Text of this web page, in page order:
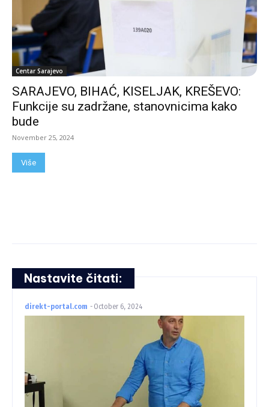
Centar Sarajevo
SARAJEVO, BIHAĆ, KISELJAK, KREŠEVO:
Funkcije su zadržane, stanovnicima kako
bude
November 25, 2024
Više
Nastavite čitati:
direkt-portal.com - October 6, 2024